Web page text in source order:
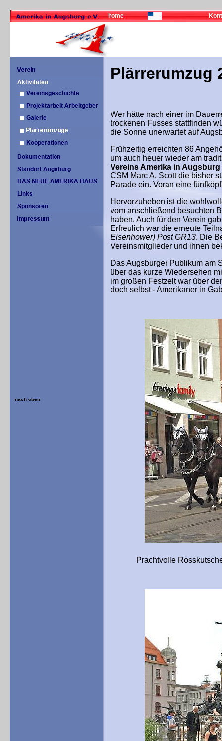
home
Plärrerumzug
Wer hätte nach einer im
trockenen Fusses stattfinden
die Sonne unerwartet auf
Frühzeitig erreichten 86
um auch heuer wieder am
Vereins Amerika in Augsburg
CSM Marc A. Scott die bisher
Parade ein. Voran eine
Hervorzuheben ist die
vom anschließend besuchten
haben. Auch für den Verein
Erfreulich war die erneute
Eisenhower) Post GR13. Die
Vereinsmitglieder und ihnen
Das Augsburger Publikum am
über das kurze Wiedersehen
im großen Festzelt war über
doch selbst - Amerikaner in
Prachtvolle Rosskutschen
nach oben